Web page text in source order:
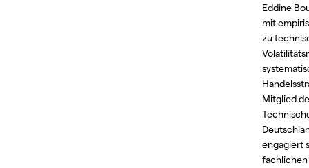
Eddine
mit
zu
Mitglied
engagiert
fachlichen